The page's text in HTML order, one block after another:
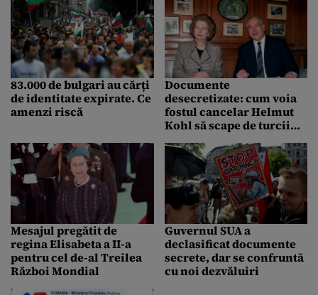
83.000 de bulgari au cărți
de identitate expirate. Ce
amenzi riscă
Documente
desecretizate: cum voia
fostul cancelar Helmut
Kohl să scape de turcii
Mesajul pregătit de
regina Elisabeta a II-a
pentru cel de-al Treilea
Război Mondial
Guvernul SUA a
declasificat documente
secrete, dar se confruntă
cu noi dezvăluiri